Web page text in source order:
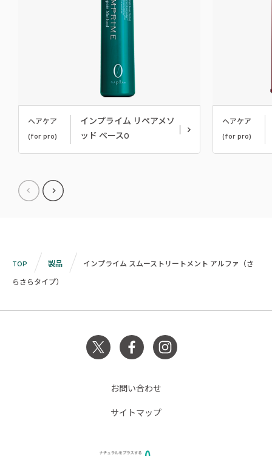
ヘアケア
(for pro)
インプライム リペアメソ
ッド ベース0
ヘアケア
(for pro)
TOP 製品
インプライム スムーストリートメント アルファ（さ
らさらタイプ）
お問い合わせ
サイトマップ